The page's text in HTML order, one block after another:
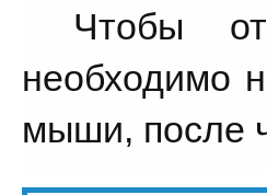
Чтобы
необходимо
мыши, после